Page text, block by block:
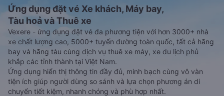
Ứng dụng đặt vé Xe khách, Máy bay,
Tàu hoả và Thuê xe
Vexere - ứng dụng đặt vé đa phương tiện với hơn 3000+ nhà
xe chất lượng cao, 5000+ tuyến đường toàn quốc, tất cả hãng
bay và hãng tàu cùng dịch vụ thuê xe máy, xe du lịch phủ
khắp các tỉnh thành tại Việt Nam.
Ứng dụng hiển thị thông tin đầy đủ, minh bạch cùng vô vàn
tiện ích giúp người dùng so sánh và lựa chọn phương án di
chuyển tiết kiệm, nhanh chóng và phù hợp nhất.